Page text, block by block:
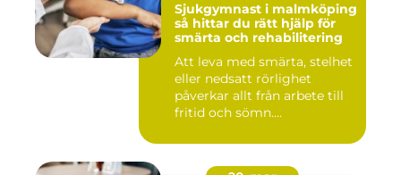
Sjukgymnast i malmköping
så hittar du rätt hjälp för
smärta och rehabilitering
Att leva med smärta, stelhet
eller nedsatt rörlighet
påverkar allt från arbete till
fritid och sömn....